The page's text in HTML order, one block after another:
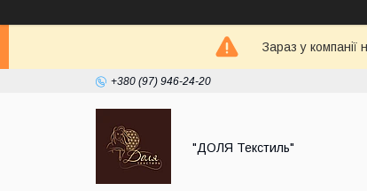
Зараз у
+380 (97) 946-24-20
"ДОЛЯ Текстиль"